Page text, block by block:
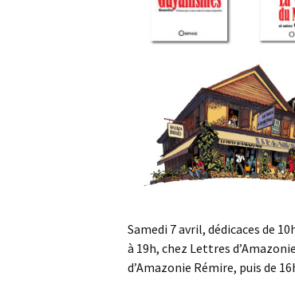
Samedi 7 avril, dédicaces de
à 19h, chez Lettres
d’Amazonie Rémire, puis de